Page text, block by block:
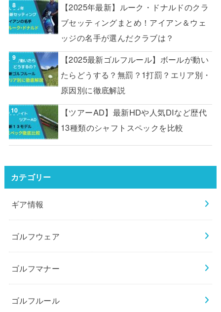
【2025年最新】ルーク・ドナルドのクラ
ブセッティングまとめ！アイアン＆ウェ
ッジの名手が選んだクラブは？
【2025最新ゴルフルール】ボールが動い
たらどうする？無罰？1打罰？エリア別・
原因別に徹底解説
【ツアーAD】最新HDや人気DIなど歴代
13種類のシャフトスペックを比較
カテゴリー
ギア情報
ゴルフウェア
ゴルフマナー
ゴルフルール